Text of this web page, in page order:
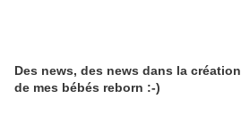
Des news, des news dans la création
de mes bébés reborn :-)